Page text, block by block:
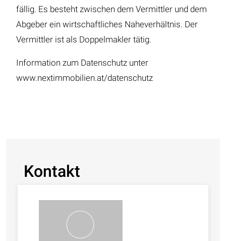
fällig. Es besteht zwischen dem Vermittler und dem
Abgeber ein wirtschaftliches Naheverhältnis. Der
Vermittler ist als Doppelmakler tätig.
Information zum Datenschutz unter
www.nextimmobilien.at/datenschutz
Kontakt